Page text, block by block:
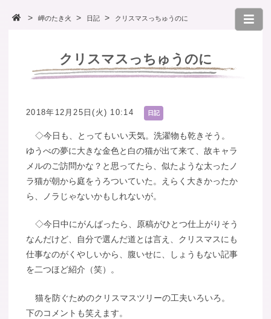
岬のたき火 日記 クリスマスっちゅうのに
クリスマスっちゅうのに
2018年12月25日(火) 10:14 日記
◇今日も、とってもいい天気。洗濯物も乾きそう。
ゆうべの夢に大きな金色と白の猫が出て来て、故キャラ
メルのご訪問かな？と思ってたら、似たような太ったノ
ラ猫が朝から庭をうろついていた。えらく大きかったか
ら、ノラじゃないかもしれないが。
◇今日中にがんばったら、原稿がひとつ仕上がりそう
なんだけど、自分で選んだ道とは言え、クリスマスにも
仕事なのがくやしいから、腹いせに、しょうもない記事
を二つほど紹介（笑）。
猫を防ぐためのクリスマスツリーの工夫いろいろ。
下のコメントも笑えます。